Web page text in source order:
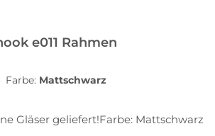
e011 Rahmen
Farbe: Mattschwarz
Gläser geliefert!Farbe: Mattschwarz